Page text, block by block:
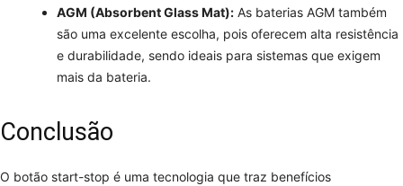
AGM (Absorbent Glass Mat): As baterias AGM também
são uma excelente escolha, pois oferecem alta resistência
e durabilidade, sendo ideais para sistemas que exigem
mais da bateria.
Conclusão
O botão start-stop é uma tecnologia que traz benefícios